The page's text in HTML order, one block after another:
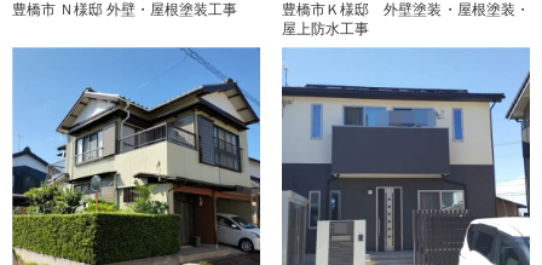
豊橋市 Ｎ様邸 外壁・屋根塗装工事
豊橋市Ｋ様邸 外壁塗装・屋根塗装・
屋上防水工事